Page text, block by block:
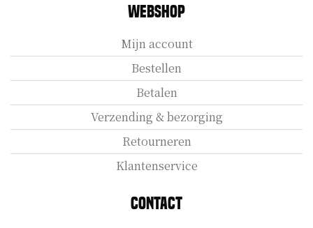
Webshop
Mijn account
Bestellen
Betalen
Verzending & bezorging
Retourneren
Klantenservice
Contact